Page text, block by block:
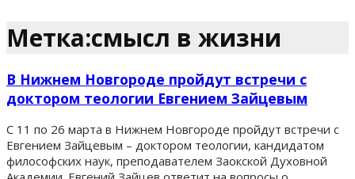
Метка:смысл в жизни
В Нижнем Новгороде пройдут встречи с
доктором теологии Евгением Зайцевым
С 11 по 26 марта в Нижнем Новгороде пройдут встречи с
Евгением Зайцевым – доктором теологии, кандидатом
философских наук, преподавателем Заокской Духовной